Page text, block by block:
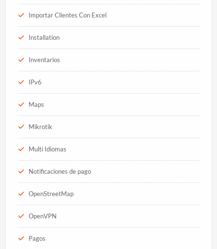
Importar Clientes Con Excel
Installation
Inventarios
IPv6
Maps
Mikrotik
Multi Idiomas
Notificaciones de pago
OpenStreetMap
OpenVPN
Pagos